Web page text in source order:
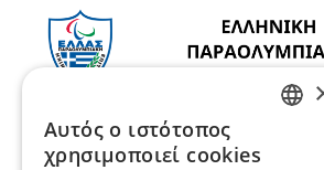
Αυτός ο ιστότοπος
χρησιμοποιεί cookies